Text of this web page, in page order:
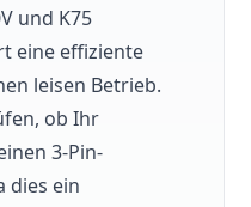
und K75
eine effiziente
leisen Betrieb.
ob Ihr
3-Pin-
dies ein